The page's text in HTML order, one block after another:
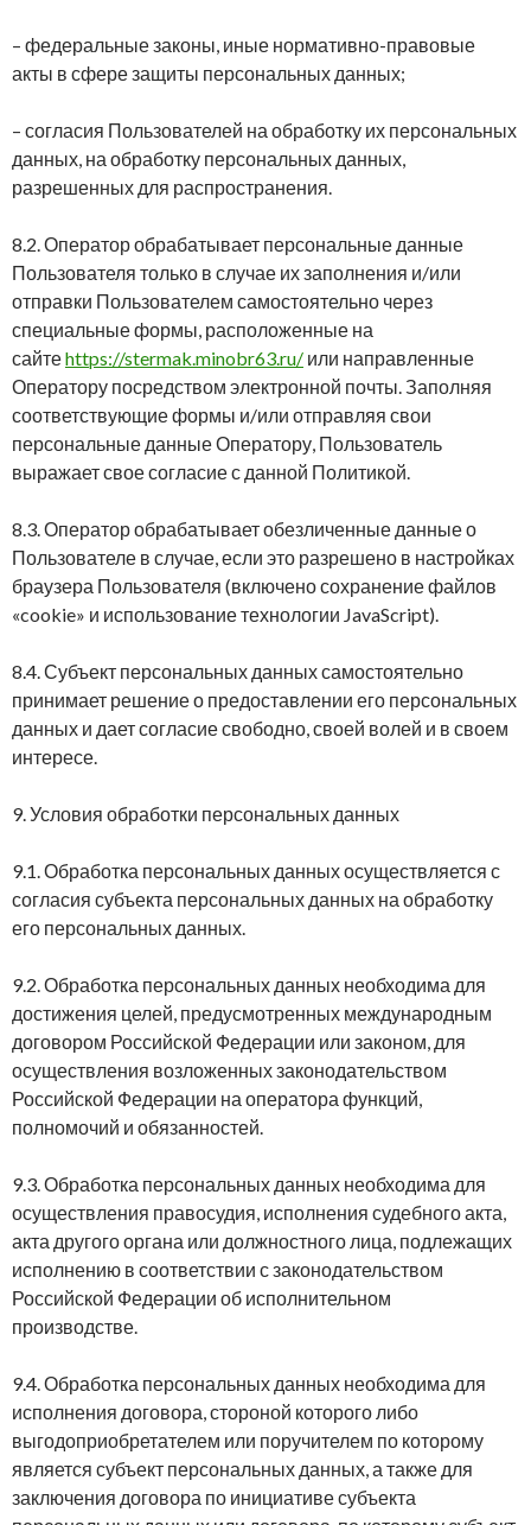
– федеральные законы, иные нормативно-правовые
акты в сфере защиты персональных данных;
– согласия Пользователей на обработку их персональных
данных, на обработку персональных данных,
разрешенных для распространения.
8.2. Оператор обрабатывает персональные данные
Пользователя только в случае их заполнения и/или
отправки Пользователем самостоятельно через
специальные формы, расположенные на
сайтеhttps://stermak.minobr63.ru/ или направленные
Оператору посредством электронной почты. Заполняя
соответствующие формы и/или отправляя свои
персональные данные Оператору, Пользователь
выражает свое согласие с данной Политикой.
8.3. Оператор обрабатывает обезличенные данные о
Пользователе в случае, если это разрешено в настройках
браузера Пользователя (включено сохранение файлов
«cookie» и использование технологии JavaScript).
8.4. Субъект персональных данных самостоятельно
принимает решение о предоставлении его персональных
данных и дает согласие свободно, своей волей и в своем
интересе.
9. Условия обработки персональных данных
9.1. Обработка персональных данных осуществляется с
согласия субъекта персональных данных на обработку
его персональных данных.
9.2. Обработка персональных данных необходима для
достижения целей, предусмотренных международным
договором Российской Федерации или законом, для
осуществления возложенных законодательством
Российской Федерации на оператора функций,
полномочий и обязанностей.
9.3. Обработка персональных данных необходима для
осуществления правосудия, исполнения судебного акта,
акта другого органа или должностного лица, подлежащих
исполнению в соответствии с законодательством
Российской Федерации об исполнительном
производстве.
9.4. Обработка персональных данных необходима для
исполнения договора, стороной которого либо
выгодоприобретателем или поручителем по которому
является субъект персональных данных, а также для
заключения договора по инициативе субъекта